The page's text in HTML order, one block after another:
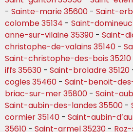
- Sainte-marie 35600 - Saint-
colombe 35134 - Saint-domineuc
anne-sur-vilaine 35390 - Saint-
christophe-de-valains 35140 -
Saint-christophe-des-bois 35210
iffs 35630 - Saint-broladre 35120
cogles 35460 - Saint-benoit-
briac-sur-mer 35800 - Saint-
Saint-aubin-des-landes 35500 -
cormier 35140 - Saint-aubin-
35610 - Saint-armel 35230 -